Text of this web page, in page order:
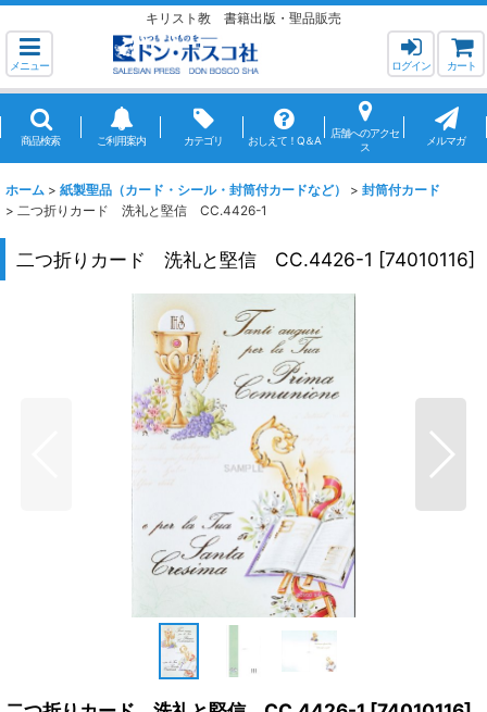
キリスト教 書籍出版・聖品販売
メニュー ログイン カート
商品検索 ご利用案内 カテゴリ おしえて！Q＆A
店舗へのアクセ
ス
メルマガ
ホーム > 紙製聖品（カード・シール・封筒付カードなど） > 封筒付カード
> 二つ折りカード 洗礼と堅信 CC.4426-1
二つ折りカード 洗礼と堅信 CC.4426-1 [74010116]